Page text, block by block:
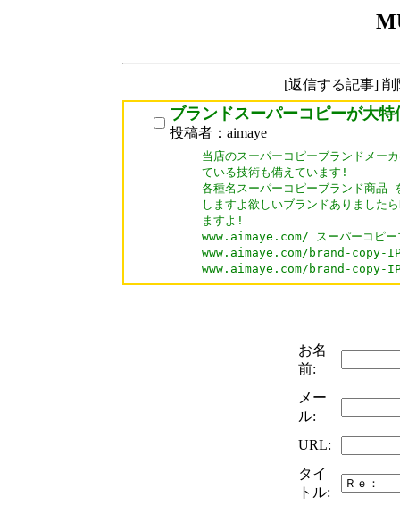
[返信する記事]
ブランドスーパーコピーが大特
投稿者：aimaye
当店のスーパーコピーブランドメー
ている技術も備えています!
各種名スーパーコピーブランド商品
しますよ欲しいブランドありました
ますよ!
www.aimaye.com/ スーパーコピー
www.aimaye.com/brand-copy-
お名
前:
メー
ル:
URL:
タイ
トル: